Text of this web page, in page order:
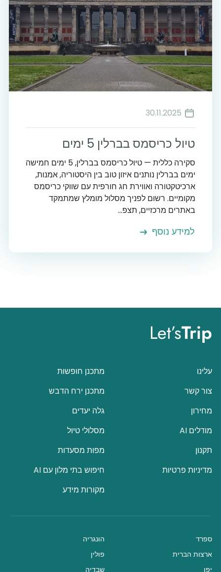
30.11.2025
טיול כריסמס בברלין 5 ימים
סקירה כללית — טיול כריסמס בברלין, 5 ימים חמישה
ימים בברלין נותנים איזון טוב בין היסטוריה, אמנות,
ארכיטקטורה ואווירת חג חורפית עם שווקי כריסמס
מקומיים. רשום לפניך מסלול מומלץ שמתמקד
באתרים מרכזיים, תצפ...
למידע נוסף
Let’sTrip
עלינו
צור קשר
מחירון
מודלים AI
תקנון
מדיניות פרטיות
מתכנן חופשות
מתכנן ירח הדבש
גלה יעדים
מסלולי טיול
מפות מסעדות
חיפוש בתי מלון עם AI
מקורות מידע
ספרד
ארצות הברית
יפן
הונגריה
פולין
שבדיה